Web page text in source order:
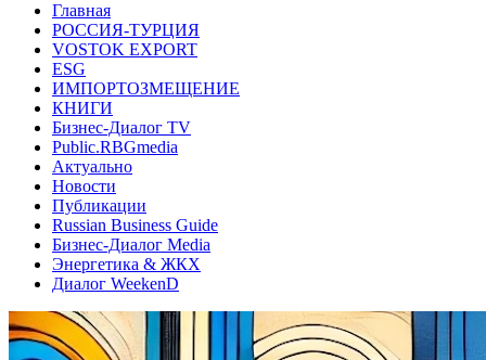
Главная
РОССИЯ-ТУРЦИЯ
VOSTOK EXPORT
ESG
ИМПОРТОЗМЕЩЕНИЕ
КНИГИ
Бизнес-Диалог TV
Public.RBGmedia
Актуально
Новости
Публикации
Russian Business Guide
Бизнес-Диалог Media
Энергетика & ЖКХ
Диалог WeekenD